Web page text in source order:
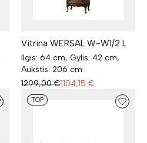
Vitrina WERSAL W-W1/2 L
Ilgis: 64 cm, Gylis: 42 cm,
Aukštis: 206 cm
1299,00 €1104,15 €
TOP